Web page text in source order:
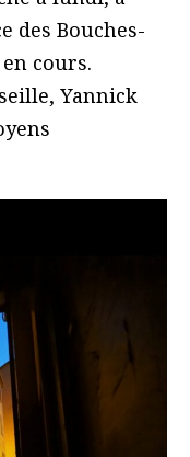
des Bouches-
cours.
Yannick